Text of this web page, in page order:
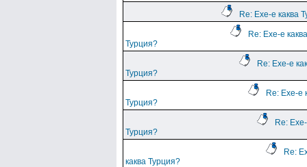
Re: Ехе-е каква
Re: Ехе-е каква
Турция?
Re: Ехе-е
Турция?
Re: Ехе-е
Турция?
Re:
Турция?
Re:
каква Турция?